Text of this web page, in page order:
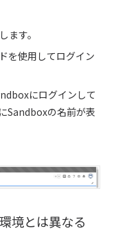
ます。
を使用してログイン
にログインして
Sandboxの名前が表
境とは異なる